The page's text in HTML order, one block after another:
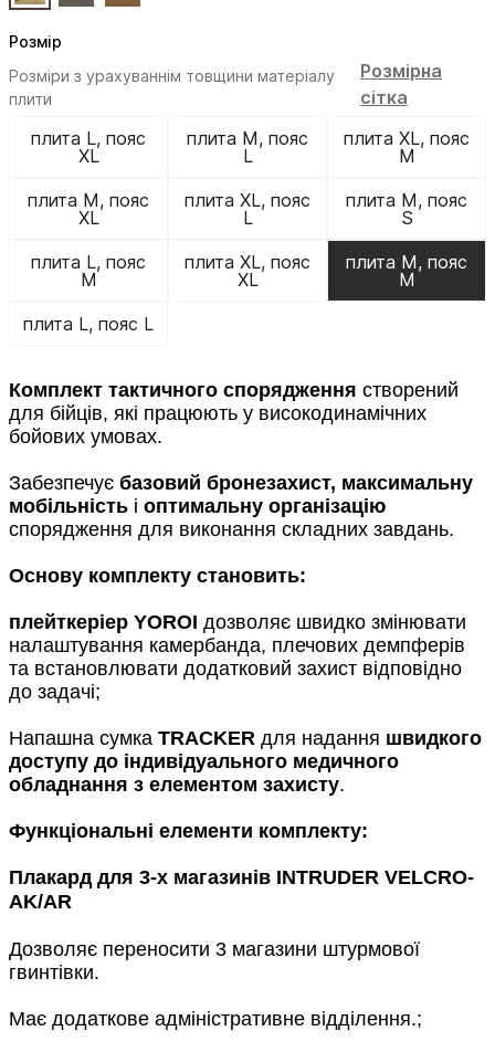
Комплект тактичного спорядження створений
для бійців, які працюють у високодинамічних
бойових умовах.
Забезпечує базовий бронезахист, максимальну
мобільність і оптимальну організацію
спорядження для виконання складних завдань.
Основу комплекту становить:
плейткеріер YOROI дозволяє швидко змінювати
налаштування камербанда, плечових демпферів
та встановлювати додатковий захист відповідно
до задачі;
Напашна сумка TRACKER для надання швидкого
доступу до індивідуального медичного
обладнання з елементом захисту.
Функціональні елементи комплекту:
Плакард для 3-х магазинів INTRUDER VELCRO-
AK/AR
Дозволяє переносити 3 магазини штурмової
гвинтівки.
Має додаткове адміністративне відділення.;
Розмір
Розміри з урахуваннім товщини матеріалу
плити
Розмірна
сітка
плита L, пояс
XL
плита M, пояс
L
плита XL, пояс
M
плита M, пояс
XL
плита XL, пояс
L
плита M, пояс
S
плита L, пояс
M
плита XL, пояс
XL
плита M, пояс
M
плита L, пояс L